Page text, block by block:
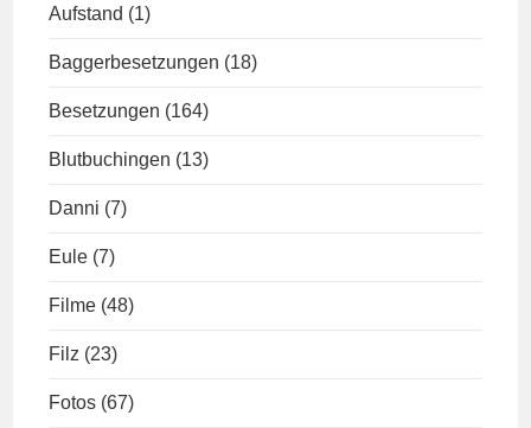
Aufstand (1)
Baggerbesetzungen (18)
Besetzungen (164)
Blutbuchingen (13)
Danni (7)
Eule (7)
Filme (48)
Filz (23)
Fotos (67)